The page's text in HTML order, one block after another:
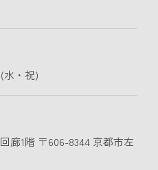
水・祝)
廊1階 〒606-8344 京都市左